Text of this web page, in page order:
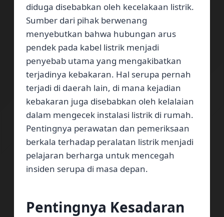
diduga disebabkan oleh kecelakaan listrik.
Sumber dari pihak berwenang
menyebutkan bahwa hubungan arus
pendek pada kabel listrik menjadi
penyebab utama yang mengakibatkan
terjadinya kebakaran. Hal serupa pernah
terjadi di daerah lain, di mana kejadian
kebakaran juga disebabkan oleh kelalaian
dalam mengecek instalasi listrik di rumah.
Pentingnya perawatan dan pemeriksaan
berkala terhadap peralatan listrik menjadi
pelajaran berharga untuk mencegah
insiden serupa di masa depan.
Pentingnya Kesadaran